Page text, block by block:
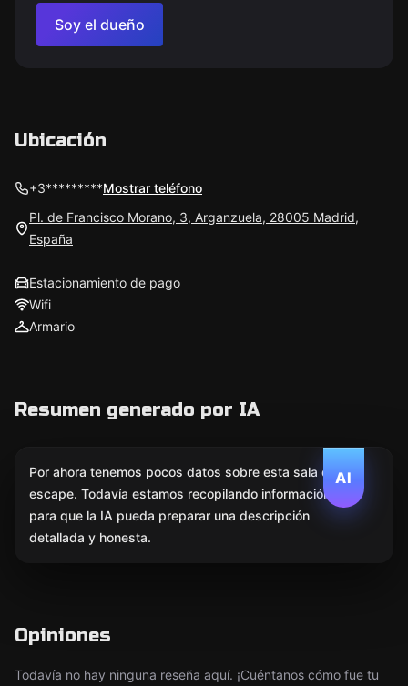
Soy el dueño
Ubicación
+3*********Mostrar teléfono
Pl. de Francisco Morano, 3, Arganzuela, 28005 Madrid,
España
Estacionamiento de pago
Wifi
Armario
Resumen generado por IA
AI
Por ahora tenemos pocos datos sobre esta sala de
escape. Todavía estamos recopilando información
para que la IA pueda preparar una descripción
detallada y honesta.
Opiniones
Todavía no hay ninguna reseña aquí. ¡Cuéntanos cómo fue tu